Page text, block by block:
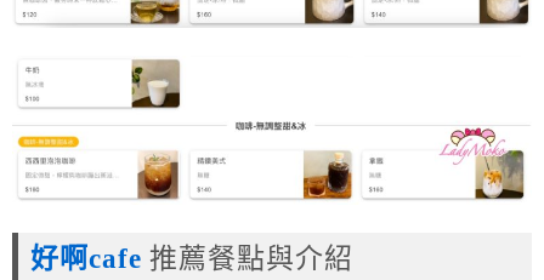
好啊cafe 推薦餐點與介紹